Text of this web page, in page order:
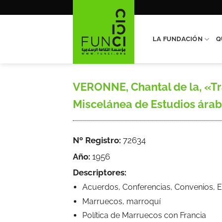
LA FUNDACIÓN
VERONNE, Chantal de la,
Miscelánea de Estudios
Nº Registro: 72634
Año: 1956
Descriptores:
Acuerdos, Conferencias, Convenios,
Marruecos, marroquí
Política de Marruecos con Francia